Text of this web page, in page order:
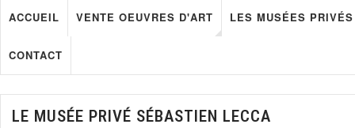
ACCUEIL VENTE OEUVRES D'ART LES MUSÉES PRIVÉS
CONTACT
LE MUSÉE PRIVÉ SÉBASTIEN LECCA